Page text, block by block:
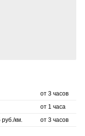
от 3 часов
от 1 часа
руб./км. от 3 часов